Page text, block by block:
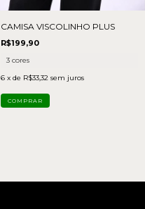
CAMISA VISCOLINHO PLUS
R$199,90
3 cores
6 x de R$33,32 sem juros
COMPRAR